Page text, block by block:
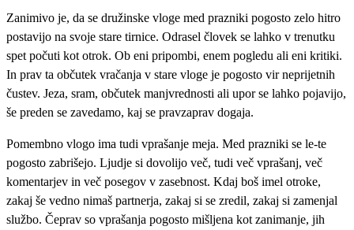
Zanimivo je, da se družinske vloge med prazniki pogosto zelo hitro
postavijo na svoje stare tirnice. Odrasel človek se lahko v trenutku
spet počuti kot otrok. Ob eni pripombi, enem pogledu ali eni kritiki.
In prav ta občutek vračanja v stare vloge je pogosto vir neprijetnih
čustev. Jeza, sram, občutek manjvrednosti ali upor se lahko pojavijo,
še preden se zavedamo, kaj se pravzaprav dogaja.
Pomembno vlogo ima tudi vprašanje meja. Med prazniki se le-te
pogosto zabrišejo. Ljudje si dovolijo več, tudi več vprašanj, več
komentarjev in več posegov v zasebnost. Kdaj boš imel otroke,
zakaj še vedno nimaš partnerja, zakaj si se zredil, zakaj si zamenjal
službo. Čeprav so vprašanja pogosto mišljena kot zanimanje, jih